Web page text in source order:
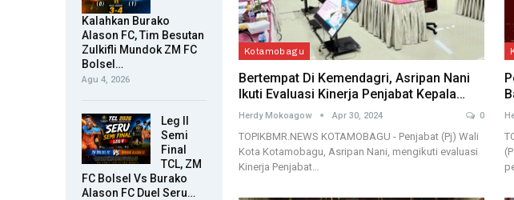
Kotamobagu
Bertempat Di Kemendagri, Asripan Nani
Ikuti Evaluasi Kinerja Penjabat Kepala…
Herdy Mokoagow Apr 30, 2024 0
TOPIKBMR.NEWS KOTAMOBAGU - Penjabat (Pj) Wali
Kota Kotamobagu, Asripan Nani, mengikuti evaluasi
Kinerja Penjabat…
Kalahkan Burako
Alason FC, Tim Besutan
Zulkifli Mundok ZM FC
Bolsel…
Agu 4, 2026
Leg II
Semi
Final
TCL, ZM
FC Bolsel Vs Burako
Alason FC Duel Seru…